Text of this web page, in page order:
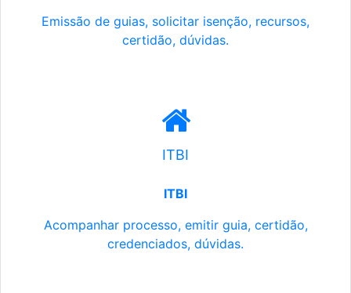
Emissão de guias, solicitar isenção, recursos,
certidão, dúvidas.
ITBI
ITBI
Acompanhar processo, emitir guia, certidão,
credenciados, dúvidas.